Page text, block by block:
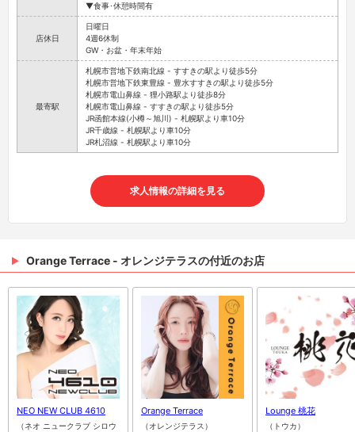
▼食事･休憩時間有
店休日
日曜日
4週6休制
GW・お盆・年末年始
最寄駅
札幌市営地下鉄南北線 - すすきの駅より徒歩5分
札幌市営地下鉄東豊線 - 豊水すすきの駅より徒歩5分
札幌市電山鼻線 - 狸小路駅より徒歩8分
札幌市電山鼻線 - すすきの駅より徒歩5分
JR函館本線(小樽～旭川) - 札幌駅より車10分
JR千歳線 - 札幌駅より車10分
JR札沼線 - 札幌駅より車10分
求人情報の詳細を見る
Orange Terrace - オレンジテラスの付近のお店
NEO NEW CLUB 4610
（ネオ ニュークラブ シロウ
Orange Terrace
（オレンジテラス）
Lounge 桃花
（トウカ）